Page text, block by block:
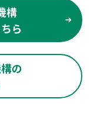
構
ら
の